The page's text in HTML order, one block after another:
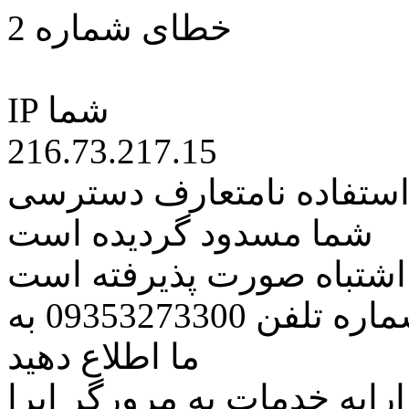
خطای شماره 2
IP شما
216.73.217.15
نامتعارف دسترسی
شما مسدود گردیده است
اشتباه صورت پذیرفته است
مراتب این مسئله را از طریق شماره تلفن 09353273300 به
ما اطلاع دهید
خدمات به مرورگر اپرا